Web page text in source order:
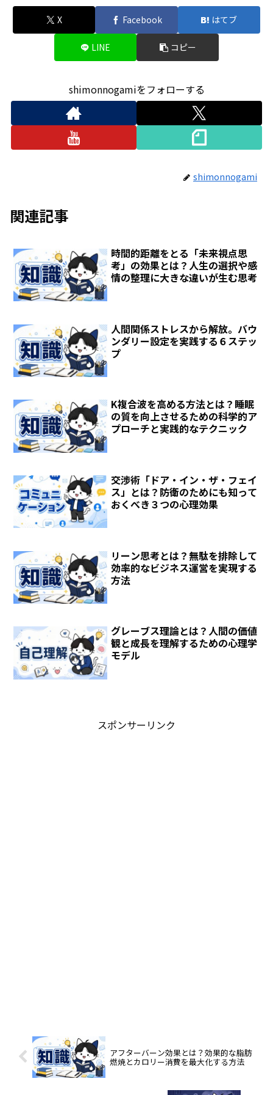
X Facebook はてブ
LINE コピー
shimonnogamiをフォローする
shimonnogami
関連記事
時間的距離をとる「未来視点思
考」の効果とは？人生の選択や感
情の整理に大きな違いが生む思考
人間関係ストレスから解放。バウ
ンダリー設定を実践する６ステッ
プ
K複合波を高める方法とは？睡眠
の質を向上させるための科学的ア
プローチと実践的なテクニック
交渉術「ドア・イン・ザ・フェイ
ス」とは？防衛のためにも知って
おくべき３つの心理効果
リーン思考とは？無駄を排除して
効率的なビジネス運営を実現する
方法
グレーブス理論とは？人間の価値
観と成長を理解するための心理学
モデル
スポンサーリンク
アフターバーン効果とは？効果的な脂肪
燃焼とカロリー消費を最大化する方法